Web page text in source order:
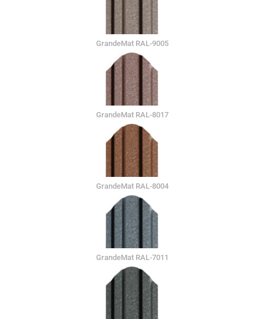
GrandeMat RAL-9005
GrandeMat RAL-8017
GrandeMat RAL-8004
GrandeMat RAL-7011